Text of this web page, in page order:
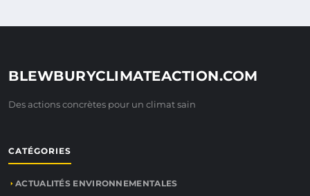
BLEWBURYCLIMATEACTION.COM
Des actions concrètes pour un climat sain
CATÉGORIES
ACTUALITÉS ENVIRONNEMENTALES